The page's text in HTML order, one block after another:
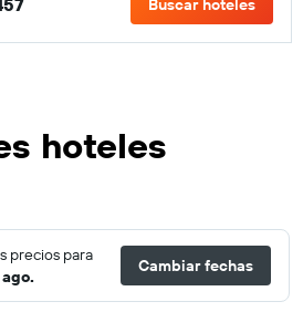
hoteles
precios para
ago.
Cambiar fechas